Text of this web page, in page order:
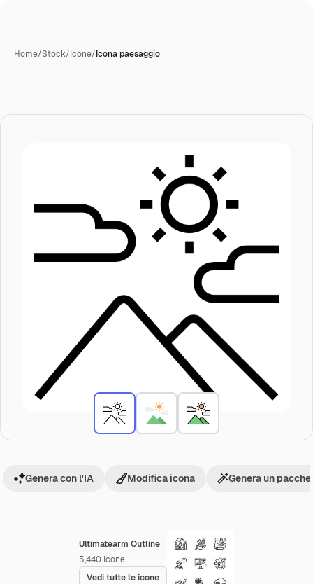
Home/Stock/Icone/Icona paesaggio
Ultimatearm Outline
5,440 Icone
Vedi tutte le icone
Genera con l'IA Modifica icona Genera un